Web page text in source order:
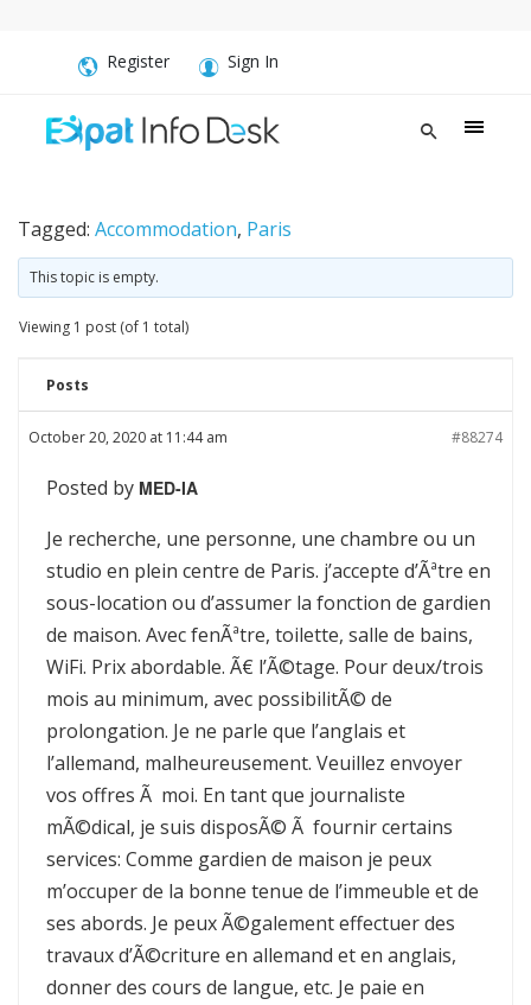
Register Sign In
Tagged: Accommodation, Paris
This topic is empty.
Viewing 1 post (of 1 total)
Posts
October 20, 2020 at 11:44 am #88274
Posted by MED-IA
Je recherche, une personne, une chambre ou un
studio en plein centre de Paris. j’accepte d’Ãªtre en
sous-location ou d’assumer la fonction de gardien
de maison. Avec fenÃªtre, toilette, salle de bains,
WiFi. Prix abordable. Ã€ l’Ã©tage. Pour deux/trois
mois au minimum, avec possibilitÃ© de
prolongation. Je ne parle que l’anglais et
l’allemand, malheureusement. Veuillez envoyer
vos offres Ã moi. En tant que journaliste
mÃ©dical, je suis disposÃ© Ã fournir certains
services: Comme gardien de maison je peux
m’occuper de la bonne tenue de l’immeuble et de
ses abords. Je peux Ã©galement effectuer des
travaux d’Ã©criture en allemand et en anglais,
donner des cours de langue, etc. Je paie en